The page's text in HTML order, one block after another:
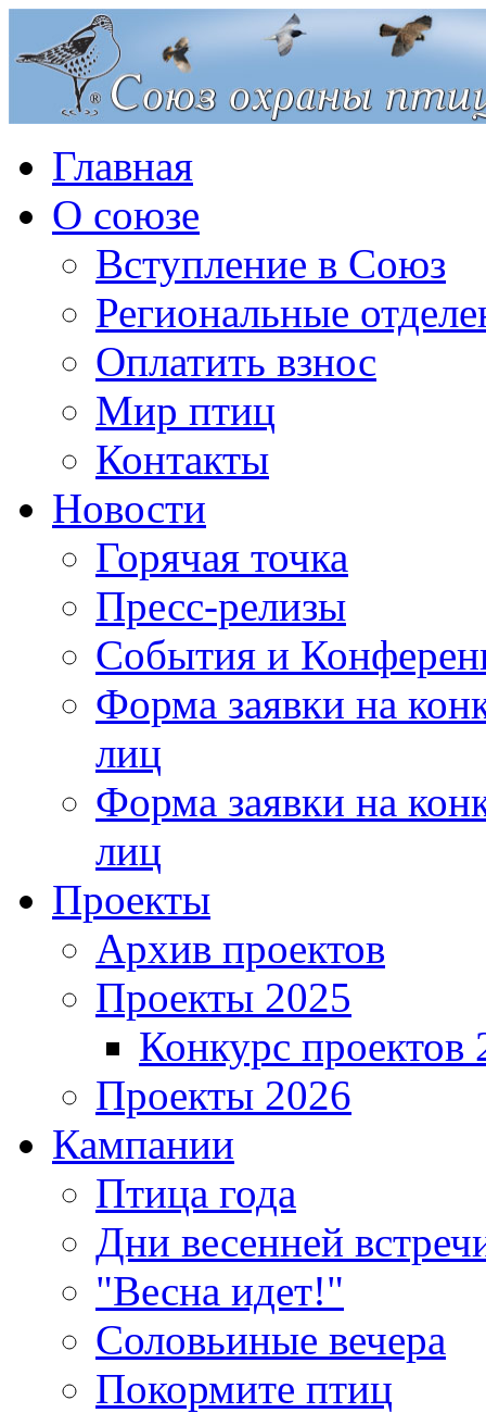
Главная
О союзе
Вступление в Союз
Региональные
Оплатить взнос
Мир птиц
Контакты
Новости
Горячая точка
Пресс-релизы
События и
Форма заявки на
лиц
Форма заявки на
лиц
Проекты
Архив проектов
Проекты 2025
Конкурс проектов
Проекты 2026
Кампании
Птица года
Дни весенней
"Весна идет!"
Соловьиные вечера
Покормите птиц